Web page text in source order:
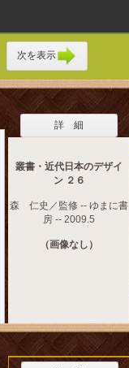
次を表示
詳 細
叢書・近代日本のデザイ
ン ２６
森 仁史／監修 -- ゆまに書
房 -- 2009.5
（画像なし）